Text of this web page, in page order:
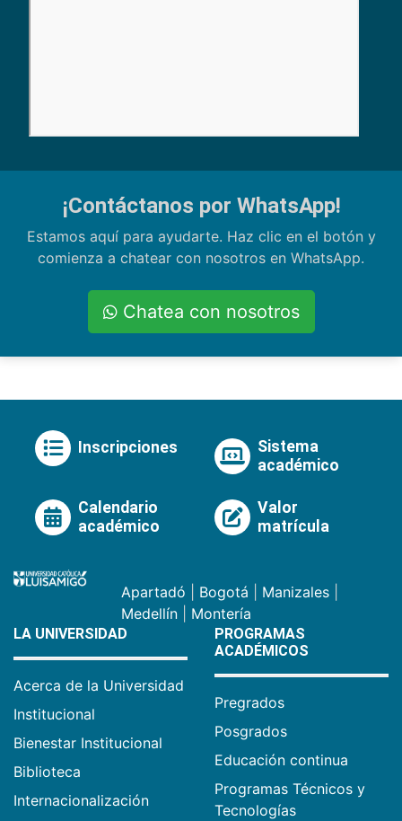
¡Contáctanos por WhatsApp!
Estamos aquí para ayudarte. Haz clic en el botón y
comienza a chatear con nosotros en WhatsApp.
Chatea con nosotros
Inscripciones
Sistema
académico
Calendario
académico
Valor
matrícula
Apartadó Bogotá Manizales
Medellín
Montería
LA UNIVERSIDAD
Acerca de la Universidad
Institucional
Bienestar Institucional
Biblioteca
Internacionalización
PROGRAMAS
ACADÉMICOS
Pregrados
Posgrados
Educación continua
Programas Técnicos y
Tecnologías